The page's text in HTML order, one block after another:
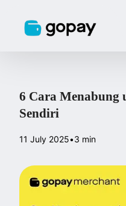
6 Cara Menabung
Sendiri
11 July 2025•3 min